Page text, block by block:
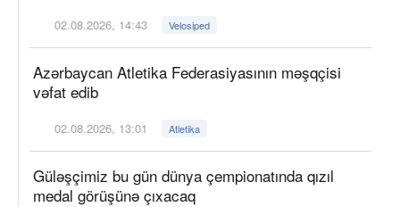
02.08.2026, 14:43 Velosiped
Azərbaycan Atletika Federasiyasının məşqçisi
vəfat edib
02.08.2026, 13:01 Atletika
Güləşçimiz bu gün dünya çempionatında qızıl
medal görüşünə çıxacaq